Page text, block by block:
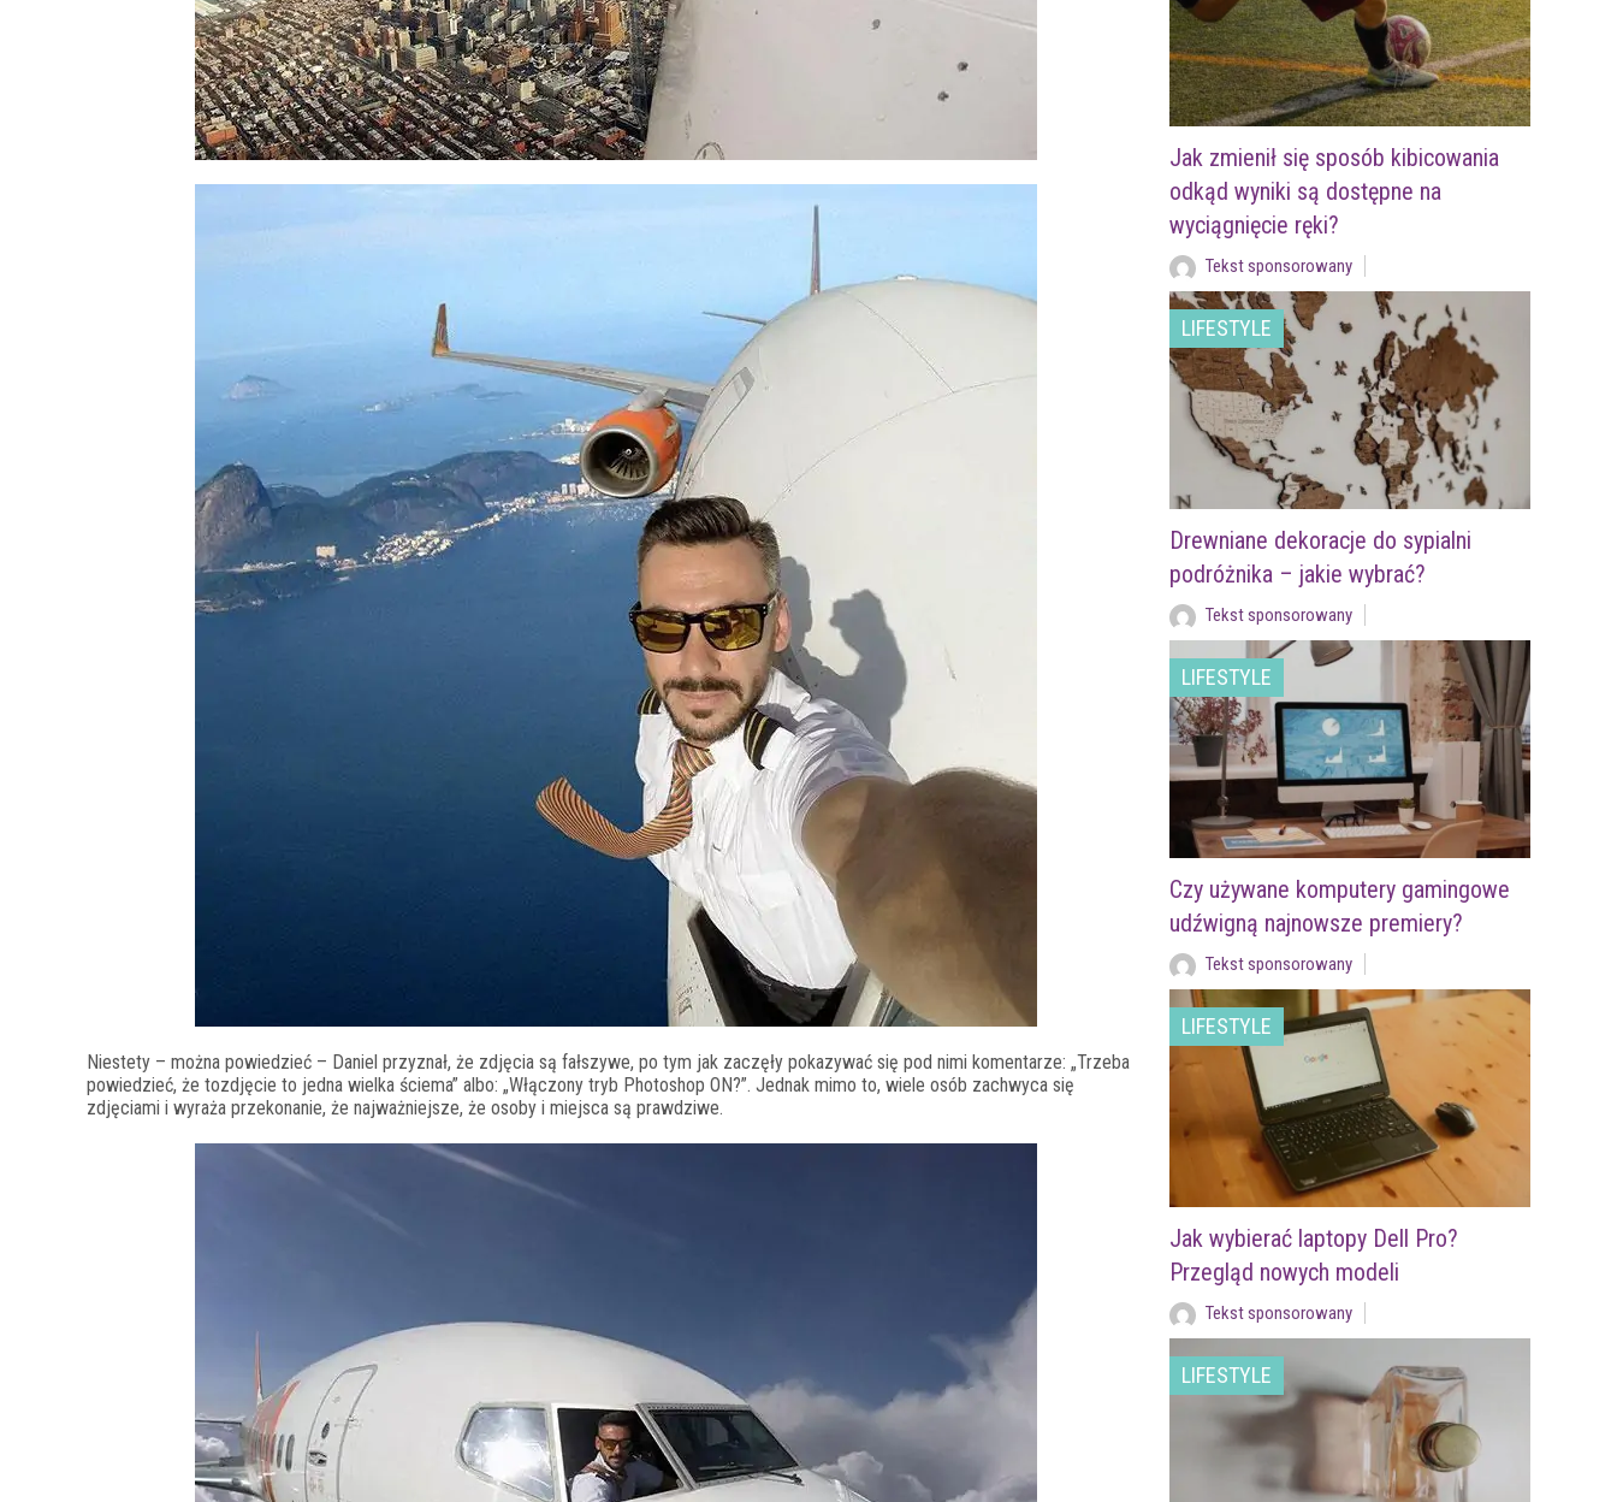
Niestety – można powiedzieć – Daniel przyznał, że zdjęcia są fałszywe, po tym jak zaczęły pokazywać się pod nimi komentarze: „Trzeba
powiedzieć, że tozdjęcie to jedna wielka ściema” albo: „Włączony tryb Photoshop ON?”. Jednak mimo to, wiele osób zachwyca się
zdjęciami i wyraża przekonanie, że najważniejsze, że osoby i miejsca są prawdziwe.
Jak zmienił się sposób kibicowania
odkąd wyniki są dostępne na
wyciągnięcie ręki?
Tekst sponsorowany
LIFESTYLE
Drewniane dekoracje do sypialni
podróżnika – jakie wybrać?
Tekst sponsorowany
LIFESTYLE
Czy używane komputery gamingowe
udźwigną najnowsze premiery?
Tekst sponsorowany
LIFESTYLE
Jak wybierać laptopy Dell Pro?
Przegląd nowych modeli
Tekst sponsorowany
LIFESTYLE